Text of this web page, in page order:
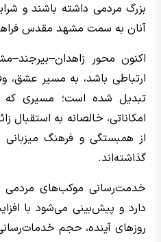
بزرگ مردمی داشته باشند و
آنان به سمت مشهد مقدس
اکنون محور
ارتباطی باشد، به مسیر عشق،
تبدیل شده است؛ مسیری که
امکاناتی، خالصانه به استقبال
از همبستگی و فرهنگ میزبانی
گذاشته‌اند.
خدمت‌رسانی موکب‌های مردمی
دارد و پیش‌بینی می‌شود با
روزهای آینده، حجم